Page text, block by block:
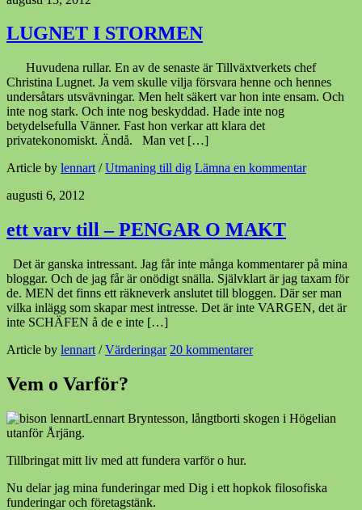
LUGNET I STORMEN
Huvudena rullar. En av de senaste är Tillväxtverkets chef
Christina Lugnet. Ja vem skulle vilja försvara henne och hennes
undersåtars utsvävningar. Men helt säkert var hon inte ensam. Och
inte nog stark. Och inte nog beskyddad. Hade inte nog
betydelsefulla Vänner. Fast hon verkar att klara det
privatekonomiskt. Ändå. Man vet […]
Article by lennart /Utmaning till dig Lämna en kommentar
augusti 6, 2012
ett varv till – PENGAR O MAKT
Det är ganska intressant. Jag får inte många kommentarer på mina
bloggar. Och de jag får är onödigt snälla. Självklart är jag taxam för
de. MEN det finns ett räkneverk anslutet till bloggen. Där ser man
vilka inlägg som skapar mest intresse. Det är inte VARGEN, det är
inte SCHÄFEN å de e inte […]
Article by lennart /Värderingar 20 kommentarer
Vem o Varför?
Lennart Bryntesson, långtborti skogen i Högelian
utanför Årjäng.
Tillbringat mitt liv med att fundera varför o hur.
Nu delar jag mina funderingar med Dig i ett hopkok filosofiska
funderingar och företagstänk.